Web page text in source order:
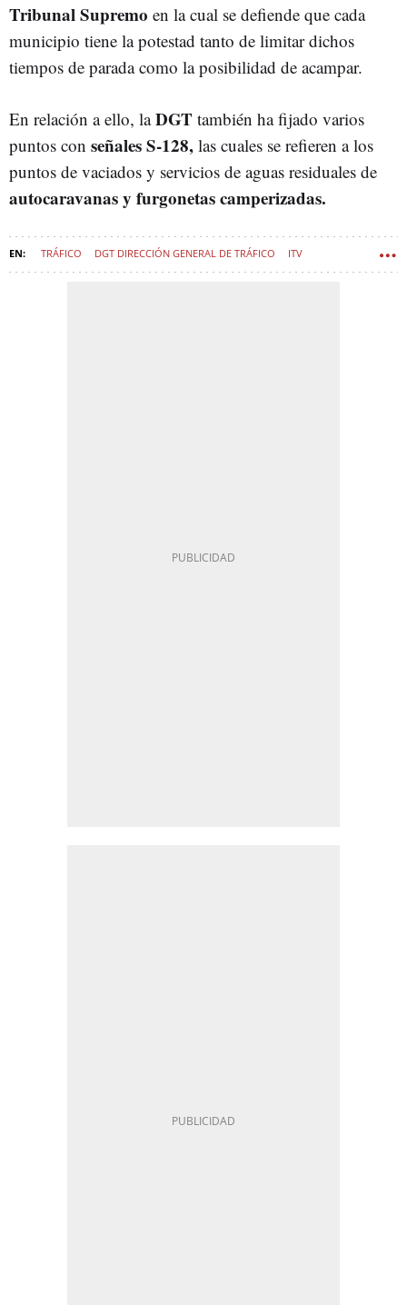
Tribunal Supremo en la cual se defiende que cada
municipio tiene la potestad tanto de limitar dichos
tiempos de parada como la posibilidad de acampar.
En relación a ello, laDGT también ha fijado varios
puntos con señales S-128, las cuales se refieren a los
puntos de vaciados y servicios de aguas residuales de
autocaravanas y furgonetas camperizadas.
TRÁFICO DGT DIRECCIÓN GENERAL DE TRÁFICO ITV